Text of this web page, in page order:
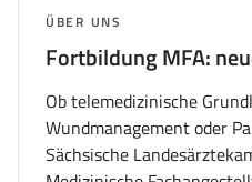
FortbildungMFA:
THEMA:
ÜBER UNS
Ob telemedizinische
Wundmanagement oder
Sächsische